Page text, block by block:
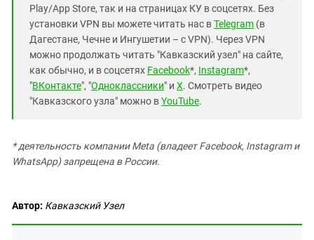
Play/App Store, так и на страницах КУ в соцсетях. Без
установки VPN вы можете читать нас вTelegram (в
Дагестане, Чечне и Ингушетии – с VPN). Через VPN
можно продолжать читать "Кавказский узел" на сайте,
как обычно, и в соцсетях Facebook*, Instagram*,
"ВКонтакте", "Одноклассники" и X. Смотреть видео
"Кавказского узла" можно вYouTube.
* деятельность компании Meta (владеет Facebook, Instagram и
WhatsApp) запрещена в России.
Автор: Кавказский Узел